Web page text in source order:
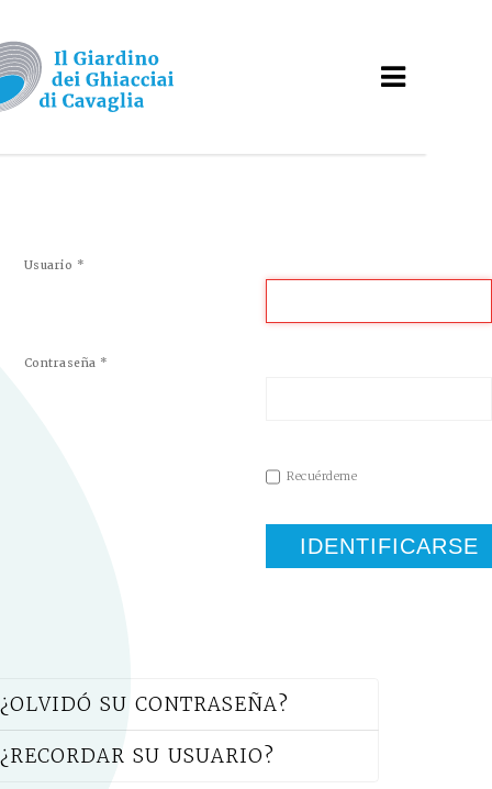
Usuario *
Contraseña *
Recuérdeme
IDENTIFICARSE
¿OLVIDÓ SU CONTRASEÑA?
¿RECORDAR SU USUARIO?